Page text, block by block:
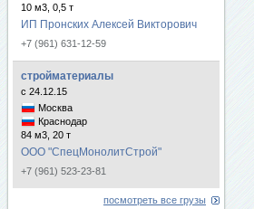
10 м3, 0,5 т
ИП Пронских Алексей Викторович
+7 (961) 631-12-59
стройматериалы
с 24.12.15
Москва
Краснодар
84 м3, 20 т
ООО "СпецМонолитСтрой"
+7 (961) 523-23-81
посмотреть все грузы